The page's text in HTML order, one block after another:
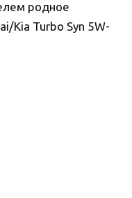
родное
Kia Turbo Syn 5W-